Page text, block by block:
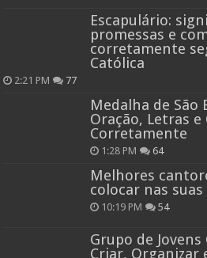
Escapulário:
promessas e
corretamente
Católica
2:21 PM 77
Medalha de São
Oração, Letras e
Corretamente
1:28 PM 64
Melhores
colocar nas
10:19 PM 54
Grupo de
Criar, Organizar